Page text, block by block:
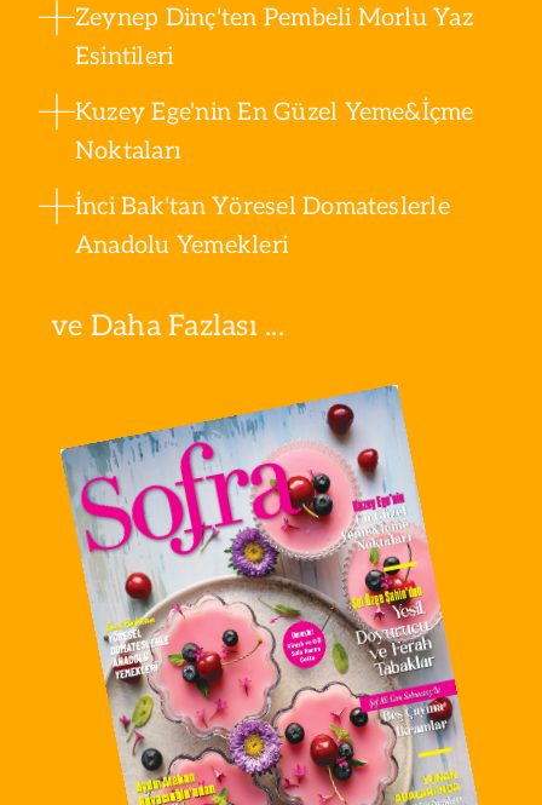
Zeynep Dinç'ten Pembeli Morlu Yaz
Esintileri
Kuzey Ege'nin En Güzel Yeme&İçme
Noktaları
İnci Bak'tan Yöresel Domateslerle
Anadolu Yemekleri
ve Daha Fazlası ...